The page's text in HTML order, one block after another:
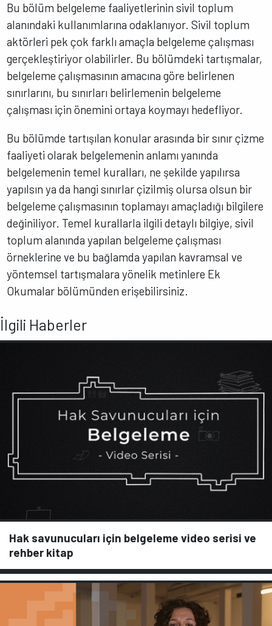
Bu bölüm belgeleme faaliyetlerinin sivil toplum
alanındaki kullanımlarına odaklanıyor. Sivil toplum
aktörleri pek çok farklı amaçla belgeleme çalışması
gerçekleştiriyor olabilirler. Bu bölümdeki tartışmalar,
belgeleme çalışmasının amacına göre belirlenen
sınırlarını, bu sınırları belirlemenin belgeleme
çalışması için önemini ortaya koymayı hedefliyor.
Bu bölümde tartışılan konular arasında bir sınır çizme
faaliyeti olarak belgelemenin anlamı yanında
belgelemenin temel kuralları, ne şekilde yapılırsa
yapılsın ya da hangi sınırlar çizilmiş olursa olsun bir
belgeleme çalışmasının toplamayı amaçladığı bilgilere
değiniliyor. Temel kurallarla ilgili detaylı bilgiye, sivil
toplum alanında yapılan belgeleme çalışması
örneklerine ve bu bağlamda yapılan kavramsal ve
yöntemsel tartışmalara yönelik metinlere Ek
Okumalar bölümünden erişebilirsiniz.
İlgili Haberler
Hak savunucuları için belgeleme video serisi ve
rehber kitap